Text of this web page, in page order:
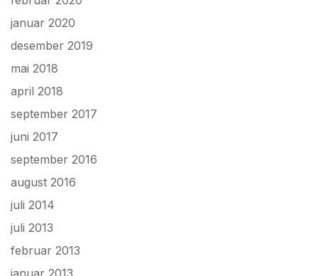
januar 2020
desember 2019
mai 2018
april 2018
september 2017
juni 2017
september 2016
august 2016
juli 2014
juli 2013
februar 2013